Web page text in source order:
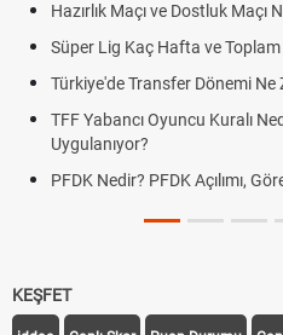
Hazırlık Maçı ve Dostluk
Süper Lig Kaç Hafta ve Toplam
Türkiye'de Transfer Dönemi Ne
TFF Yabancı Oyuncu Kuralı
Uygulanıyor?
PFDK Nedir? PFDK Açılımı,
KEŞFET